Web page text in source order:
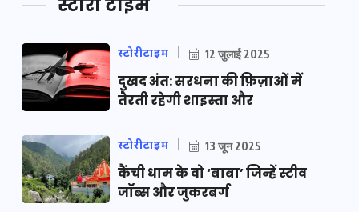
स्टोरी टाइम
स्टोरीटाइम 12 जुलाई 2025
दुखद अंत: सरधना की फ़िज़ाओं में
तैरती रहेगी शाइस्ता और
स्टोरीटाइम 13 जून 2025
कैंची धाम के वो ‘बाबा’ जिन्हें स्टीव
जॉब्स और जुकरबर्ग